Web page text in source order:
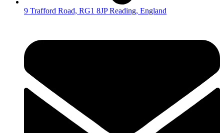
9 Trafford Road, RG1 8JP Reading, England